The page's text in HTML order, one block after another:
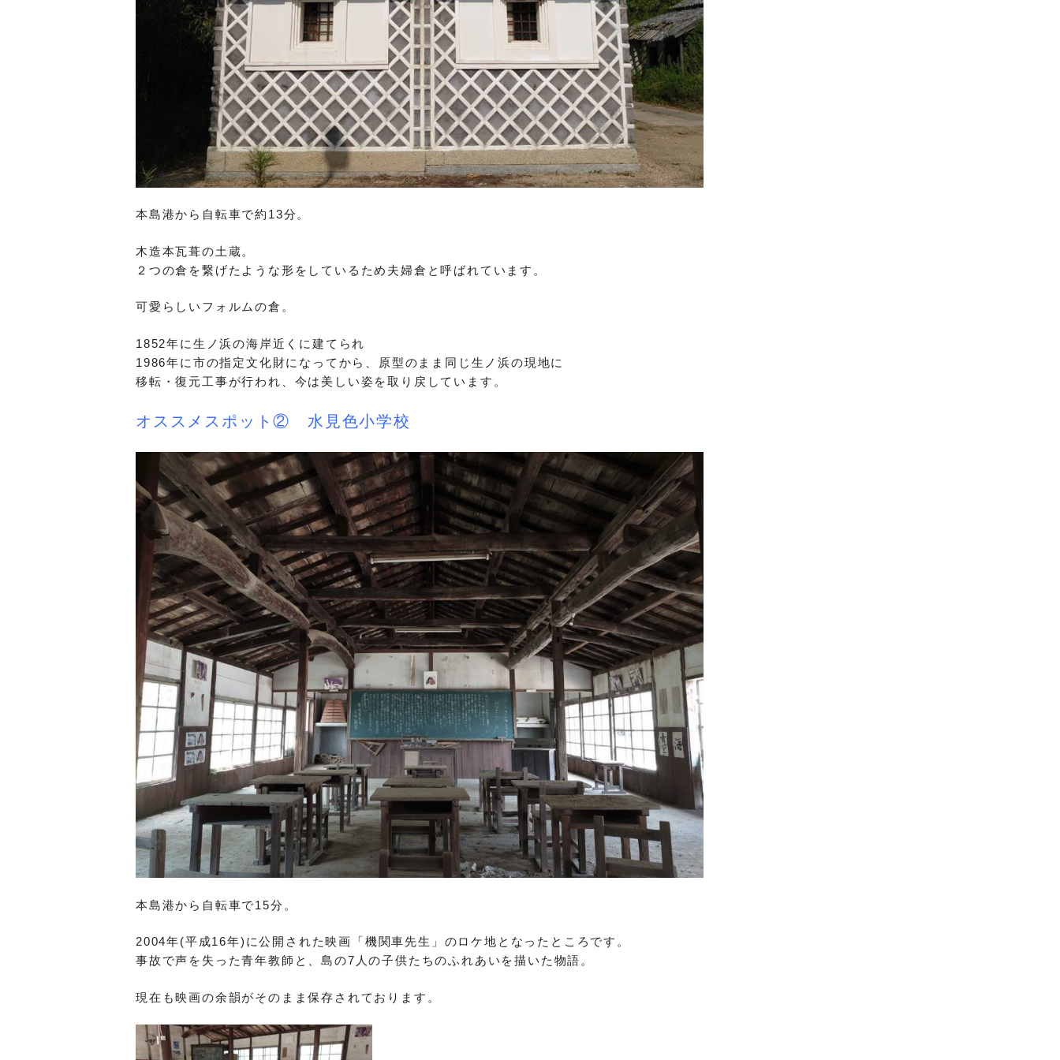
本島港から自転車で約13分。
木造本瓦葺の土蔵。
２つの倉を繋げたような形をしているため夫婦倉と呼ばれています。
可愛らしいフォルムの倉。
1852年に生ノ浜の海岸近くに建てられ
1986年に市の指定文化財になってから、原型のまま同じ生ノ浜の現地に
移転・復元工事が行われ、今は美しい姿を取り戻しています。
オススメスポット② 水見色小学校
本島港から自転車で15分。
2004年(平成16年)に公開された映画「機関車先生」のロケ地となったところです。
事故で声を失った青年教師と、島の7人の子供たちのふれあいを描いた物語。
現在も映画の余韻がそのまま保存されております。